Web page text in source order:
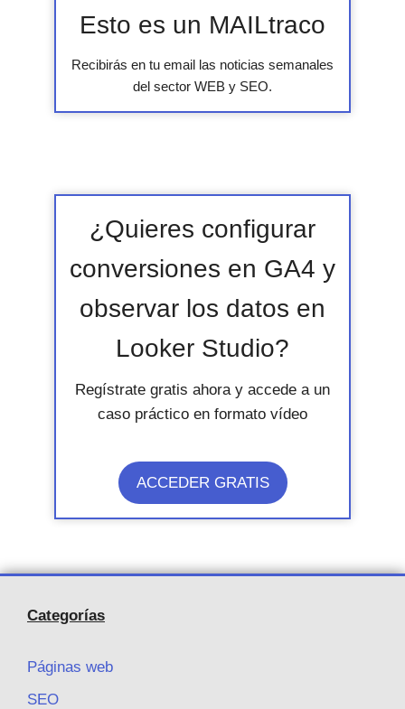
Esto es un MAILtraco
Recibirás en tu email las noticias semanales
del sector WEB y SEO.
¿Quieres configurar
conversiones en GA4 y
observar los datos en
Looker Studio?
Regístrate gratis ahora y accede a un
caso práctico en formato vídeo
ACCEDER GRATIS
Categorías
Páginas web
SEO